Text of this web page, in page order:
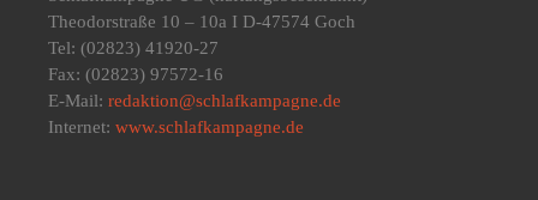
Theodorstraße 10 – 10a I D-47574 Goch
Tel: (02823) 41920-27
Fax: (02823) 97572-16
E-Mail: redaktion@schlafkampagne.de
Internet: www.schlafkampagne.de